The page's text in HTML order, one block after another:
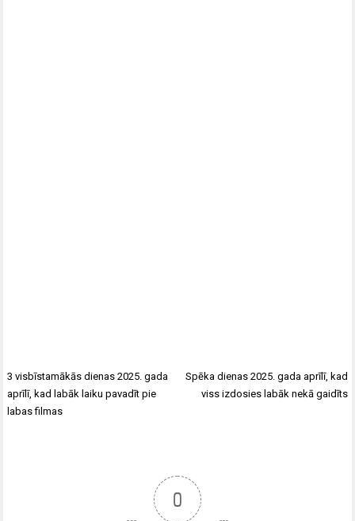
3 visbīstamākās dienas 2025. gada
aprīlī, kad labāk laiku pavadīt pie
labas filmas
Spēka dienas 2025. gada aprīlī, kad
viss izdosies labāk nekā gaidīts
0